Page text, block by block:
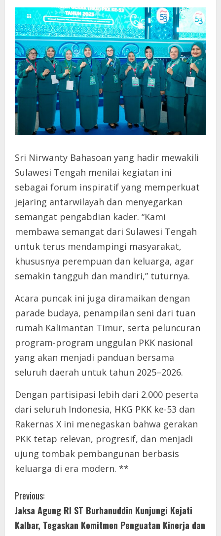
Sri Nirwanty Bahasoan yang hadir mewakili
Sulawesi Tengah menilai kegiatan ini
sebagai forum inspiratif yang memperkuat
jejaring antarwilayah dan menyegarkan
semangat pengabdian kader. “Kami
membawa semangat dari Sulawesi Tengah
untuk terus mendampingi masyarakat,
khususnya perempuan dan keluarga, agar
semakin tangguh dan mandiri,” tuturnya.
Acara puncak ini juga diramaikan dengan
parade budaya, penampilan seni dari tuan
rumah Kalimantan Timur, serta peluncuran
program-program unggulan PKK nasional
yang akan menjadi panduan bersama
seluruh daerah untuk tahun 2025–2026.
Dengan partisipasi lebih dari 2.000 peserta
dari seluruh Indonesia, HKG PKK ke-53 dan
Rakernas X ini menegaskan bahwa gerakan
PKK tetap relevan, progresif, dan menjadi
ujung tombak pembangunan berbasis
keluarga di era modern. **
C
o
Previous:
Jaksa Agung RI ST Burhanuddin Kunjungi Kejati
Kalbar, Tegaskan Komitmen Penguatan Kinerja dan